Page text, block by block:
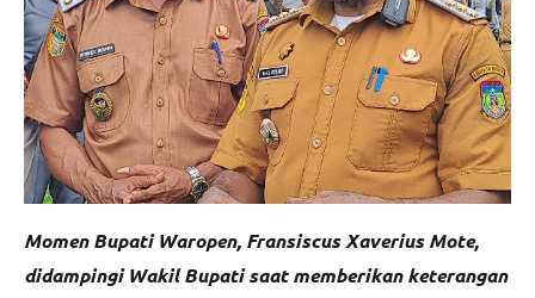
Momen Bupati Waropen, Fransiscus Xaverius Mote,
didampingi Wakil Bupati saat memberikan keterangan